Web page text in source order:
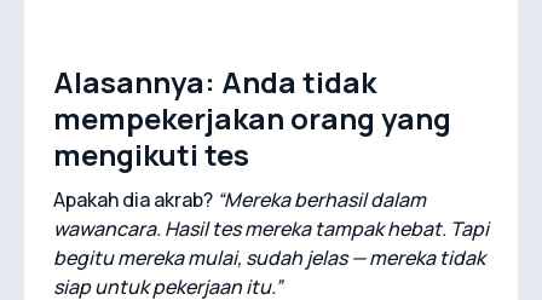
Alasannya: Anda tidak
mempekerjakan orang yang
mengikuti tes
Apakah dia akrab? “Mereka berhasil dalam
wawancara. Hasil tes mereka tampak hebat. Tapi
begitu mereka mulai, sudah jelas — mereka tidak
siap untuk pekerjaan itu.”